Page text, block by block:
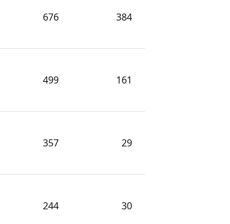
676 384
499 161
357 29
244 30